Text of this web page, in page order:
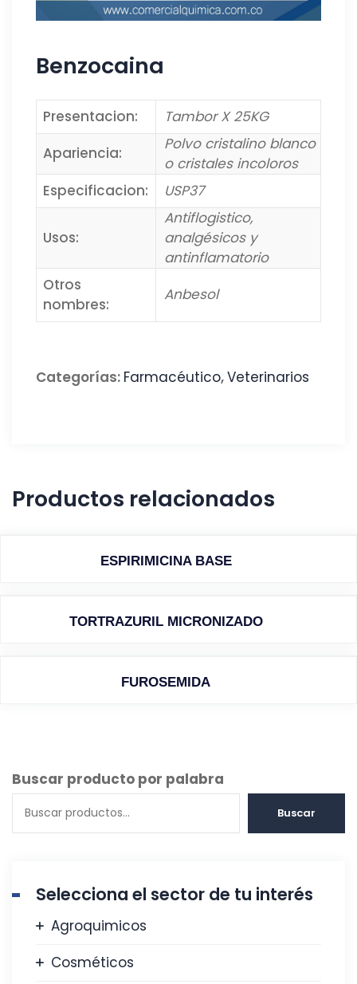
Benzocaina
Presentacion:
Tambor X 25KG
Apariencia:
Polvo cristalino blanco
o cristales incoloros
Especificacion:
USP37
Usos:
Antiflogistico,
analgésicos y
antinflamatorio
Otros
nombres:
Anbesol
Categorías: Farmacéutico,Veterinarios
Productos relacionados
ESPIRIMICINA BASE
TORTRAZURIL MICRONIZADO
FUROSEMIDA
Buscar producto por palabra
Buscar
Selecciona el sector de tu interés
Agroquimicos
Cosméticos